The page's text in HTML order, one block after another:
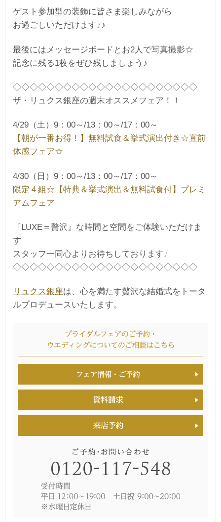
ゲスト参加型の装飾に皆さま楽しみながら
お過ごしいただけます♪♪
最後にはメッセージボードとお2人で写真撮影☆
記念に残る1枚をぜひ残しましょう♪
◇◇◇◇◇◇◇◇◇◇◇◇◇◇◇◇◇◇◇◇◇◇
ザ・リュクス銀座の週末オススメフェア！！
4/29（土）9：00～/13：00～/17：00～
【朝が一番お得！】無料試食＆挙式演出付き☆直前
体感フェア☆
4/30（日）9：00～/13：00～/17：00～
限定４組☆【特典＆挙式演出＆無料試食付】プレミ
アムフェア
『LUXE＝贅沢』な時間と空間をご体験いただけま
す
スタッフ一同心よりお待ちしております♪
◇◇◇◇◇◇◇◇◇◇◇◇◇◇◇◇◇◇◇◇◇◇
リュクス銀座は、心を満たす贅沢な結婚式をトータ
ルプロデュースいたします。